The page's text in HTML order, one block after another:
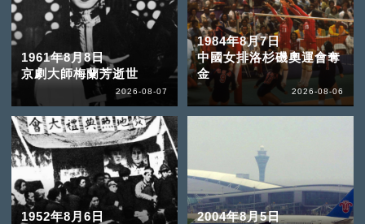
1961年8月8日
京劇大師梅蘭芳逝世
2026-08-07
1984年8月7日
中國女排洛杉磯奧運會奪
金
2026-08-06
1952年8月6日
2004年8月5日